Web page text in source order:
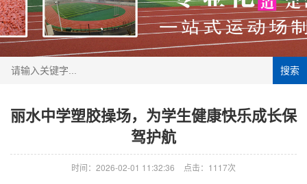
搜索
丽水中学塑胶操场，为学生健康快乐成长保
驾护航
时间：2026-02-01 11:32:36 点击：1117次